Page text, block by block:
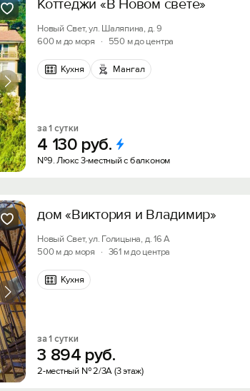
Коттеджи «В Новом свете»
Новый Свет, ул. Шаляпина, д. 9
600 м до моря
· 550 м до центра
Кухня Мангал
за 1 сутки
4 130 руб.
№9. Люкс 3-местный с балконом
дом «Виктория и Владимир»
Новый Свет, ул. Голицына, д. 16 А
500 м до моря
· 361 м до центра
Кухня
за 1 сутки
3 894 руб.
2-местный № 2/3А (3 этаж)